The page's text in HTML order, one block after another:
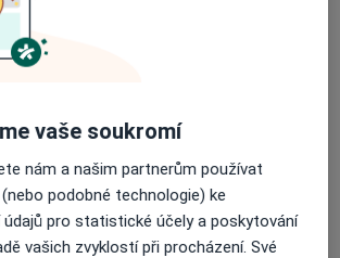
logopedie
Přiblížit mapuse otevře v nové záložce
online kalendář není aktivní
situaci udělat?
vaše soukromí
nám a našim partnerům používat
podobné technologie) ke
pro statistické účely a poskytování
vašich zvyklostí při procházení. Své